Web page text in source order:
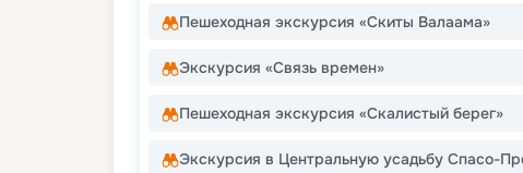
Пешеходная экскурсия «Скиты Валаама»
Экскурсия «Связь времен»
Пешеходная экскурсия «Скалистый берег»
Экскурсия в Центральную усадьбу Спасо-